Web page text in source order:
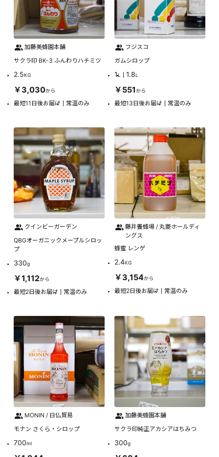
加藤美蜂園本舗
サクラ印 BK-3 ふんわりハチミツ
2.5KG
￥3,030から
最短11日後お届け 常温のみ
フジスコ
ガムシロップ
1L 1.8L
￥551から
最短13日後お届け 常温のみ
クインビーガーデン
QBGオーガニックメープルシロッ
プ
330g
￥1,112から
最短2日後お届け 常温のみ
藤井養蜂場 / 丸菱ホールディ
ングス
蜂蜜 レンゲ
2.4KG
￥3,154から
最短2日後お届け 常温のみ
MONIN / 日仏貿易
モナン さくら・シロップ
700ml
加藤美蜂園本舗
サクラ印純正アカシアはちみつ
300g